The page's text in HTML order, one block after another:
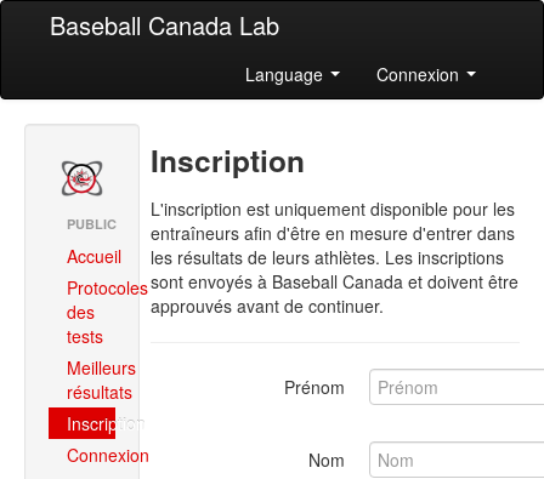
Baseball Canada Lab
Language Connexion
PUBLIC
Accueil
Protocoles
des
tests
Meilleurs
résultats
Inscription
Connexion
Inscription
L'inscription est uniquement disponible pour les
entraîneurs afin d'être en mesure d'entrer dans
les résultats de leurs athlètes. Les inscriptions
sont envoyés à Baseball Canada et doivent être
approuvés avant de continuer.
Prénom
Nom